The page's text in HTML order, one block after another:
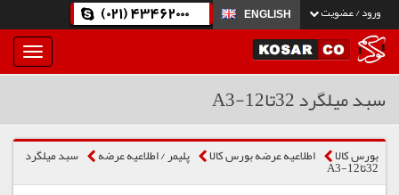
ورود / عضویت ENGLISH
(021) 43462000
بار
و
سبد میلگرد 32تا12-A3
بورس کالا اطلاعیه عرضه بورس کالا پلیمر / اطلاعیه عرضه سبد میلگرد
32تا12-A3